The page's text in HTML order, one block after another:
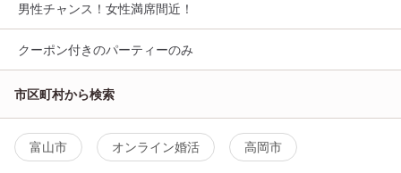
男性チャンス！女性満席間近！
クーポン付きのパーティーのみ
市区町村から検索
富山市 オンライン婚活 高岡市